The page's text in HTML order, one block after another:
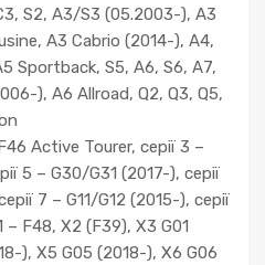
S2, A3/S3 (05.2003-), A3
A3 Cabrio (2014-), A4,
Sportback, S5, A6, S6, A7,
), A6 Allroad, Q2, Q3, Q5,
Active Tourer, серії 3 –
5 – G30/G31 (2017-), серії
7 – G11/G12 (2015-), серії
– F48, X2 (F39), X3 G01
), X5 G05 (2018-), X6 G06